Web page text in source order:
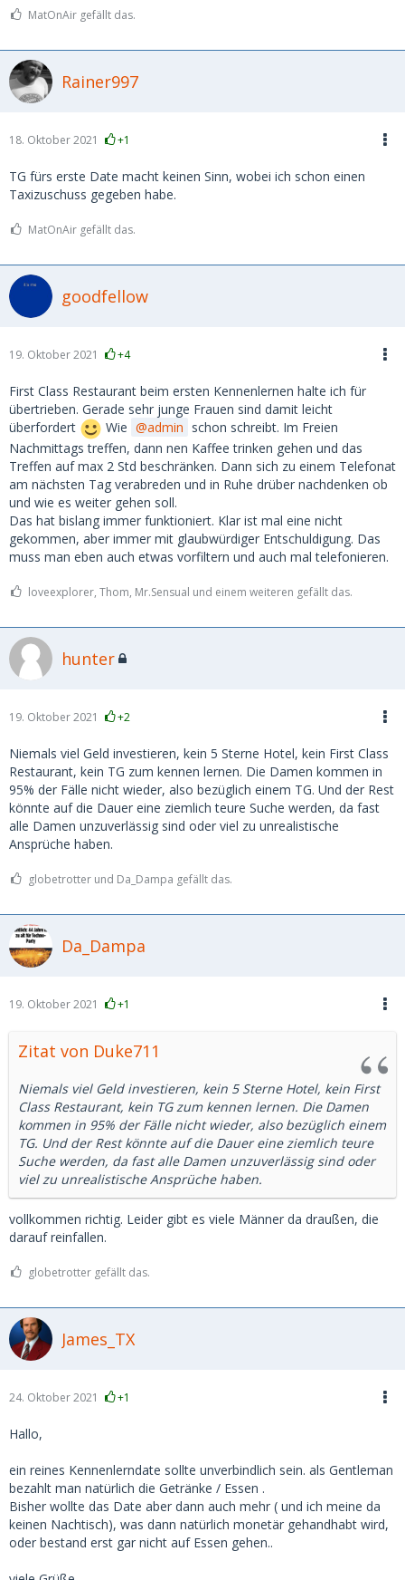
MatOnAir gefällt das.
Rainer997
18. Oktober 2021 +1
TG fürs erste Date macht keinen Sinn, wobei ich schon einen
Taxizuschuss gegeben habe.
MatOnAir gefällt das.
goodfellow
19. Oktober 2021 +4
First Class Restaurant beim ersten Kennenlernen halte ich für
übertrieben. Gerade sehr junge Frauen sind damit leicht
überfordert
Wie admin schon schreibt. Im Freien
Nachmittags treffen, dann nen Kaffee trinken gehen und das
Treffen auf max 2 Std beschränken. Dann sich zu einem Telefonat
am nächsten Tag verabreden und in Ruhe drüber nachdenken ob
und wie es weiter gehen soll.
Das hat bislang immer funktioniert. Klar ist mal eine nicht
gekommen, aber immer mit glaubwürdiger Entschuldigung. Das
muss man eben auch etwas vorfiltern und auch mal telefonieren.
loveexplorer, Thom, Mr.Sensual und einem weiteren gefällt das.
hunter
19. Oktober 2021 +2
Niemals viel Geld investieren, kein 5 Sterne Hotel, kein First Class
Restaurant, kein TG zum kennen lernen. Die Damen kommen in
95% der Fälle nicht wieder, also bezüglich einem TG. Und der Rest
könnte auf die Dauer eine ziemlich teure Suche werden, da fast
alle Damen unzuverlässig sind oder viel zu unrealistische
Ansprüche haben.
globetrotter und Da_Dampa gefällt das.
Da_Dampa
19. Oktober 2021 +1
Zitat von Duke711
Niemals viel Geld investieren, kein 5 Sterne Hotel, kein First
Class Restaurant, kein TG zum kennen lernen. Die Damen
kommen in 95% der Fälle nicht wieder, also bezüglich einem
TG. Und der Rest könnte auf die Dauer eine ziemlich teure
Suche werden, da fast alle Damen unzuverlässig sind oder
viel zu unrealistische Ansprüche haben.
vollkommen richtig. Leider gibt es viele Männer da draußen, die
darauf reinfallen.
globetrotter gefällt das.
James_TX
24. Oktober 2021 +1
Hallo,
ein reines Kennenlerndate sollte unverbindlich sein. als Gentleman
bezahlt man natürlich die Getränke / Essen .
Bisher wollte das Date aber dann auch mehr ( und ich meine da
keinen Nachtisch), was dann natürlich monetär gehandhabt wird,
oder bestand erst gar nicht auf Essen gehen..